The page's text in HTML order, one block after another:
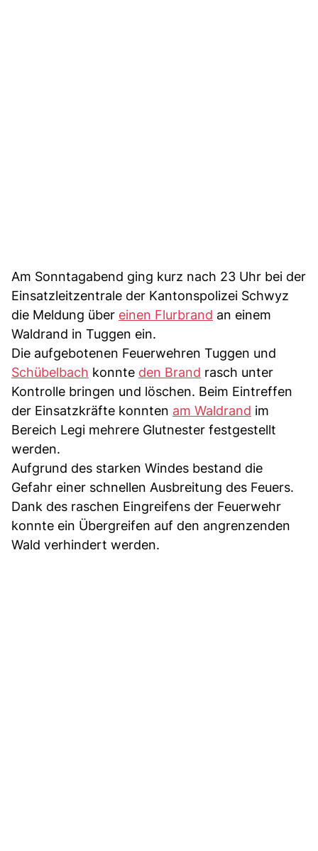
Am Sonntagabend ging kurz nach 23 Uhr bei der
Einsatzleitzentrale der Kantonspolizei Schwyz
die Meldung über einen Flurbrand an einem
Waldrand in Tuggen ein.
Die aufgebotenen Feuerwehren Tuggen und
Schübelbach konnte den Brand rasch unter
Kontrolle bringen und löschen. Beim Eintreffen
der Einsatzkräfte konnten am Waldrand im
Bereich Legi mehrere Glutnester festgestellt
werden.
Aufgrund des starken Windes bestand die
Gefahr einer schnellen Ausbreitung des Feuers.
Dank des raschen Eingreifens der Feuerwehr
konnte ein Übergreifen auf den angrenzenden
Wald verhindert werden.